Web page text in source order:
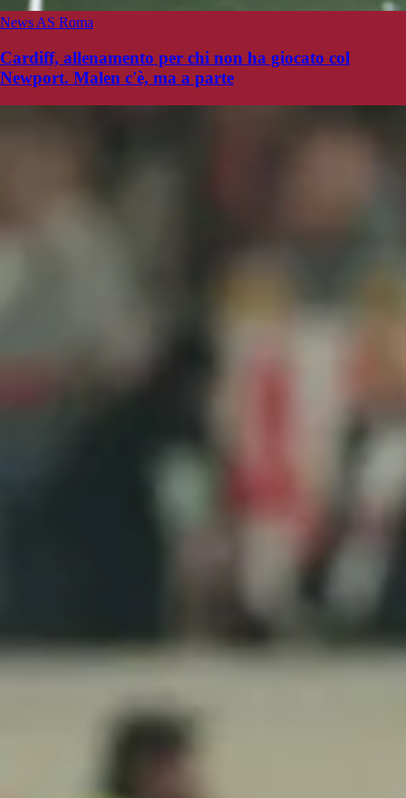
News AS Roma
Cardiff, allenamento per chi non ha giocato col
Newport. Malen c'è, ma a parte